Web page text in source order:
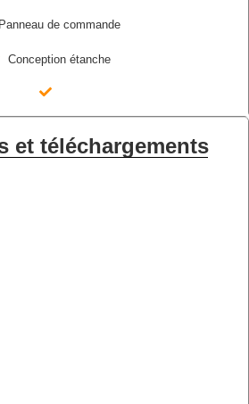
Panneau de commande
Conception étanche
et téléchargements